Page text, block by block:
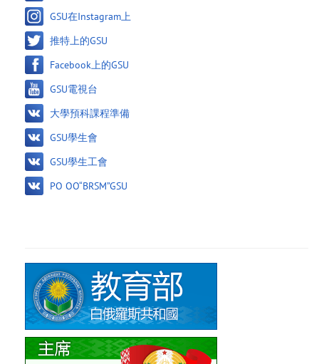
GSU在Instagram上
推特上的GSU
Facebook上的GSU
GSU電視台
大學預科課程準備
GSU學生會
GSU學生工會
PO OO“BRSM”GSU